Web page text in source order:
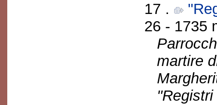
17 .
26 - 1735
martire